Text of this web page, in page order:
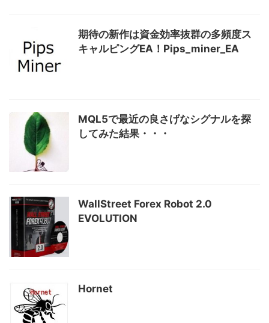
期待の新作は資金効率抜群の多頻度ス
キャルピングEA！Pips_miner_EA
MQL5で最近の良さげなシグナルを探
してみた結果・・・
WallStreet Forex Robot 2.0
EVOLUTION
Hornet